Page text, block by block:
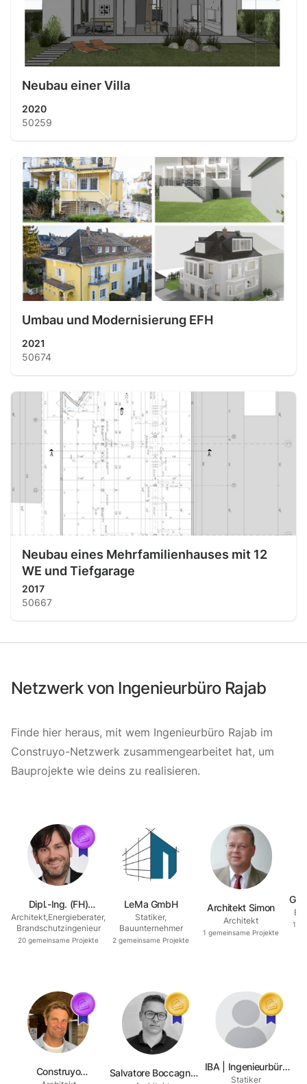
Neubau einer Villa
2020
50259
Umbau und Modernisierung EFH
2021
50674
Neubau eines Mehrfamilienhauses mit 12
WE und Tiefgarage
2017
50667
Netzwerk von Ingenieurbüro Rajab
Finde hier heraus, mit wem Ingenieurbüro Rajab im
Construyo-Netzwerk zusammengearbeitet hat, um
Bauprojekte wie deins zu realisieren.
Dipl.-Ing. (FH)
Architekt Uwe Klaila
Architekt,Energieberater,
Brandschutzingenieur
20 gemeinsame Projekte
LeMa GmbH
Statiker,
Bauunternehmer
2 gemeinsame Projekte
Architekt Simon
Architekt
1 gemeinsame Projekte
1
Construyo
Salvatore Boccagno
IBA | Ingenieurbüro
Abuharbid für
Statiker